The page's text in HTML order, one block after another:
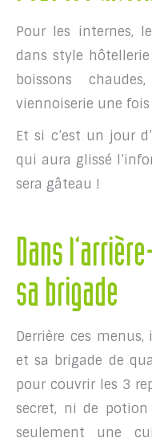
Pour les internes,
dans style
boissons
viennoiserie une
Et si c’est un jour
qui aura glissé
sera gâteau !
Dans
sa brigade
Derrière ces
et sa brigade de
pour couvrir les 3
secret, ni de potion
seulement une